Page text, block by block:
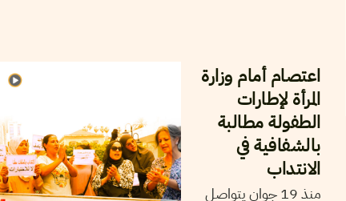
اعتصام أمام وزارة
المرأة لإطارات
الطفولة مطالبة
بالشفافية في
الانتداب
منذ 19 جوان يتواصل